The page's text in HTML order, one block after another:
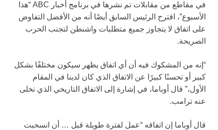
في مقاطع من مقابلات تم نشرها في برنامج أخبار ABC “هذا
الأسبوع”، اقترح الرئيس السابق أيضًا أنه من الأفضل التفاوض
على اتفاق لا يتجاوز جميع متطلبات واشنطن لتجنب الحرب
الصريحة.
“إنه من المشكوك فيه أن أي اتفاق يظهر سيكون مختلفًا بشكل
كبير أو تحسنًا كبيرًا عن الاتفاق الذي كان لدينا في المقام
الأول،” قال أوباما، في إشارة إلى الاتفاق التاريخي الذي تخلى
عنه ترامب.
قال أوباما إن اتفاقه “عمل لفترة طويلة قبل … أن انسحبت